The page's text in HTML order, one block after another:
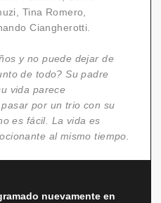
Tina Romero,
Ciangherotti.
y no puede dejar de
de todo? Su padre
vida parece
por un trio con su
es fácil. La vida es
al mismo tiempo.
nuevamente en